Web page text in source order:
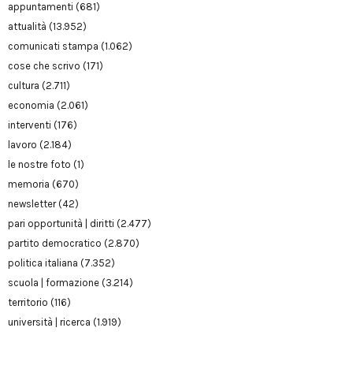
appuntamenti (681)
attualità (13.952)
comunicati stampa (1.062)
cose che scrivo (171)
cultura (2.711)
economia (2.061)
interventi (176)
lavoro (2.184)
le nostre foto (1)
memoria (670)
newsletter(42)
pari opportunità | diritti (2.477)
partito democratico (2.870)
politica italiana (7.352)
scuola | formazione (3.214)
territorio (116)
università | ricerca (1.919)